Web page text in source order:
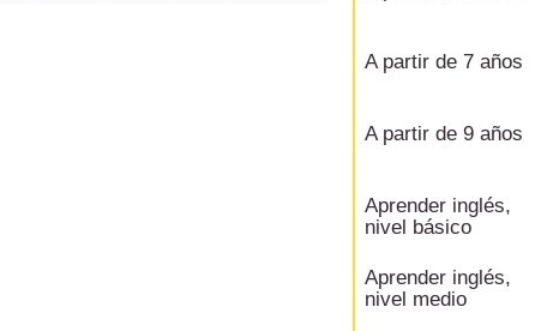
A partir de 7 años
A partir de 9 años
Aprender inglés,
nivel básico
Aprender inglés,
nivel medio